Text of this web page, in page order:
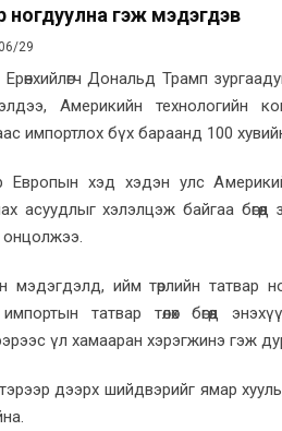
ногдуулна гэж мэдэгдэв
29
Дональд Трамп
Америкийн технологийн
импортлох бүх бараанд 100
Европын хэд хэдэн улс
асуудлыг хэлэлцэж байгаа
онцолжээ.
мэдэгдэлд, ийм төрлийн татвар
татвар төлөх бөгөөд
үл хамааран хэрэгжинэ гэж
дээрх шийдвэрийг ямар